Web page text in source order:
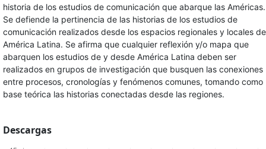
historia de los estudios de comunicación que abarque las Américas.
Se defiende la pertinencia de las historias de los estudios de
comunicación realizados desde los espacios regionales y locales de
América Latina. Se afirma que cualquier reflexión y/o mapa que
abarquen los estudios de y desde América Latina deben ser
realizados en grupos de investigación que busquen las conexiones
entre procesos, cronologías y fenómenos comunes, tomando como
base teórica las historias conectadas desde las regiones.
Descargas